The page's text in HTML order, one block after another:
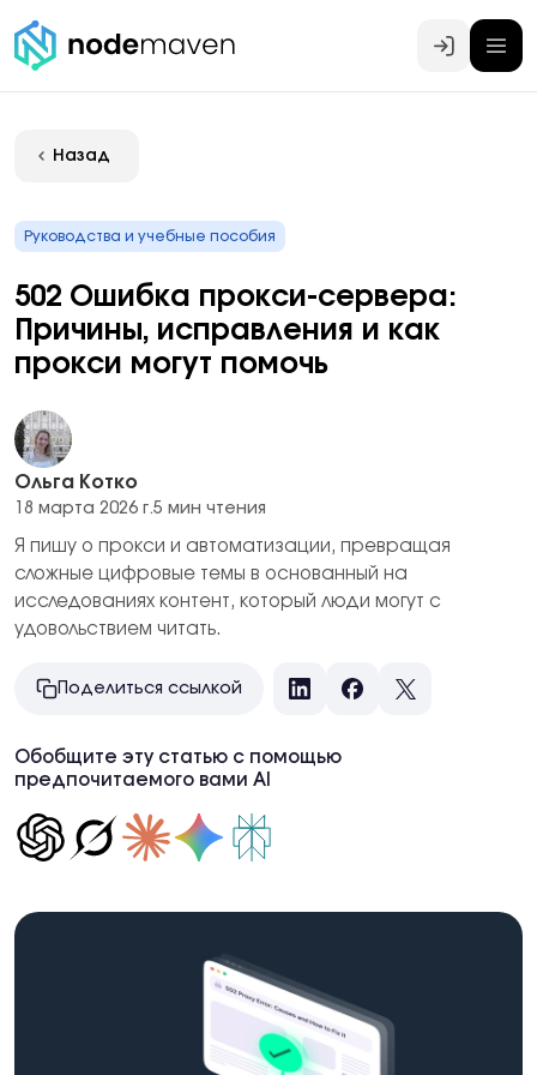
Войти
Назад
Руководства и учебные пособия
502 Ошибка прокси-сервера:
Причины, исправления и как
прокси могут помочь
Ольга Котко
18 марта 2026 г.5 мин чтения
Я пишу о прокси и автоматизации, превращая
сложные цифровые темы в основанный на
исследованиях контент, который люди могут с
удовольствием читать.
Поделиться ссылкой
LinkedInFacebook
X
Обобщите эту статью с помощью
предпочитаемого вами AI